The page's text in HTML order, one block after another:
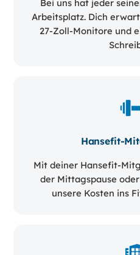
Bei uns hat jeder
Arbeitsplatz. Dich
27-Zoll-Monitore und
Hansefit-
Mit deiner Hansefit-
der Mittagspause
unsere Kosten ins